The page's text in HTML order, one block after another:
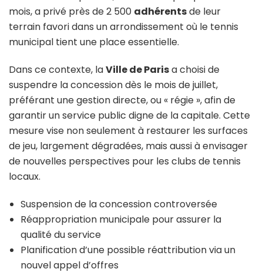
mois, a privé près de 2 500 adhérentsde leur
terrain favori dans un arrondissement où le tennis
municipal tient une place essentielle.
Dans ce contexte, laVille de Parisa choisi de
suspendre la concession dès le mois de juillet,
préférant une gestion directe, ou « régie », afin de
garantir un service public digne de la capitale. Cette
mesure vise non seulement à restaurer les surfaces
de jeu, largement dégradées, mais aussi à envisager
de nouvelles perspectives pour les clubs de tennis
locaux.
Suspension de la concession controversée
Réappropriation municipale pour assurer la
qualité du service
Planification d’une possible réattribution via un
nouvel appel d’offres